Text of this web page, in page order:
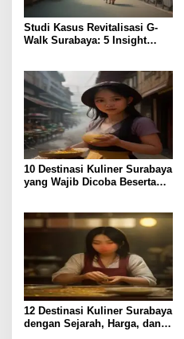
Studi Kasus Revitalisasi G-
Walk Surabaya: 5 Insight
10 Destinasi Kuliner Surabaya
yang Wajib Dicoba Beserta
12 Destinasi Kuliner Surabaya
dengan Sejarah, Harga, dan